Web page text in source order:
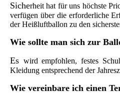
Sicherheit hat für uns höchste
verfügen über die erforderliche
der Heißluftballon zu den
Wie sollte man sich zur
Es wird empfohlen, festes
Kleidung entsprechend der
Wie vereinbare ich einen